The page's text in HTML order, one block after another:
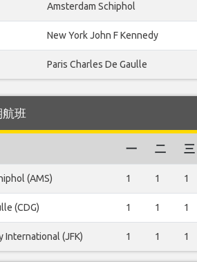
Amsterdam Schiphol
New York John F Kennedy
Paris Charles De Gaulle
班
一 二 三
(AMS) 1 1 1
(CDG) 1 1 1
International (JFK) 1 1 1